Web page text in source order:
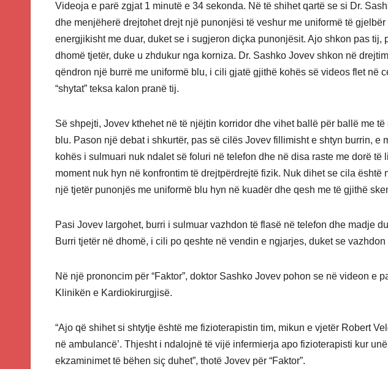
Videoja e parë zgjat 1 minutë e 34 sekonda. Në të shihet qartë se si Dr.
dhe menjëherë drejtohet drejt një punonjësi të veshur me uniformë të
energjikisht me duar, duket se i sugjeron diçka punonjësit. Ajo shkon pas tij,
dhomë tjetër, duke u zhdukur nga korniza. Dr. Sashko Jovev shkon në
qëndron një burrë me uniformë blu, i cili gjatë gjithë kohës së videos flet në
“shytat” teksa kalon pranë tij.
Së shpejti, Jovev kthehet në të njëjtin korridor dhe vihet ballë për ballë me
blu. Pason një debat i shkurtër, pas së cilës Jovev fillimisht e shtyn burrin, e
kohës i sulmuari nuk ndalet së foluri në telefon dhe në disa raste me dorë të
moment nuk hyn në konfrontim të drejtpërdrejtë fizik. Nuk dihet se cila është
një tjetër punonjës me uniformë blu hyn në kuadër dhe qesh me të gjithë
Pasi Jovev largohet, burri i sulmuar vazhdon të flasë në telefon dhe madje
Burri tjetër në dhomë, i cili po qeshte në vendin e ngjarjes, duket se
Në një prononcim për “Faktor”, doktor Sashko Jovev pohon se në videon e
Klinikën e Kardiokirurgjisë.
“Ajo që shihet si shtytje është me fizioterapistin tim, mikun e vjetër Robert
në ambulancë’. Thjesht i ndalojnë të vijë infermierja apo fizioterapisti kur
ekzaminimet të bëhen siç duhet”, thotë Jovev për “Faktor”.